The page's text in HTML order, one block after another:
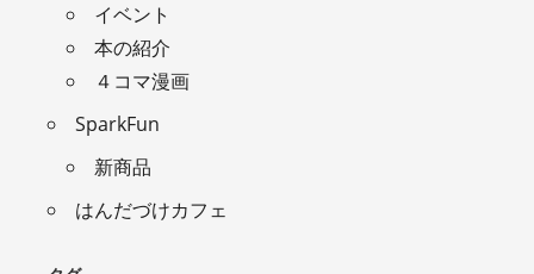
イベント
本の紹介
４コマ漫画
SparkFun
新商品
はんだづけカフェ